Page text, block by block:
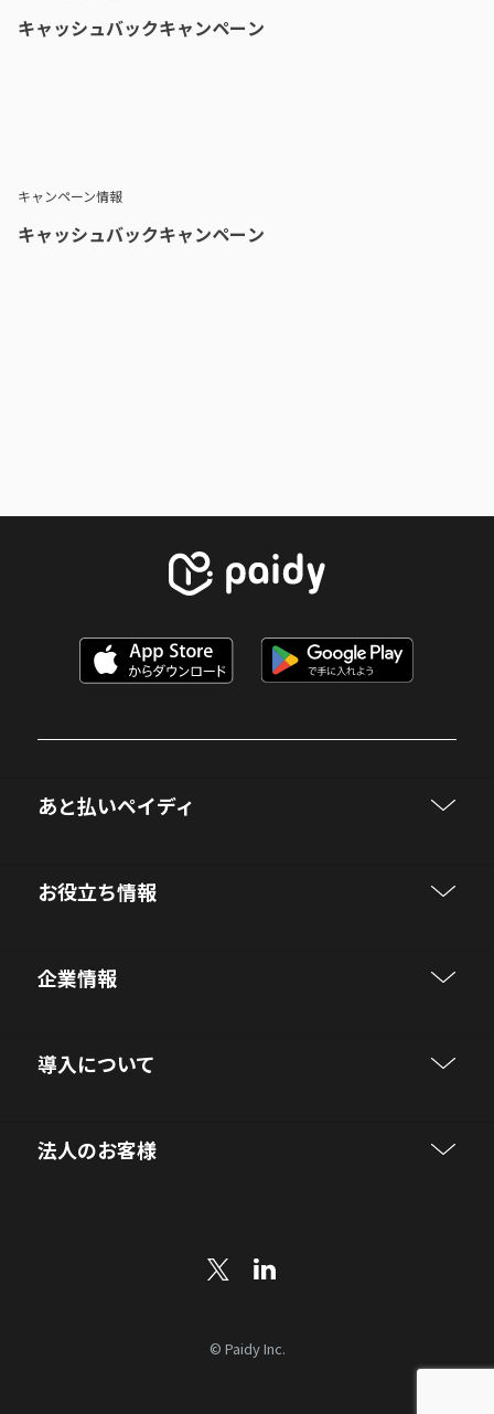
キャッシュバックキャンペーン
キャンペーン情報
キャッシュバックキャンペーン
あと払いペイディ
お役立ち情報
企業情報
導入について
法人のお客様
© Paidy Inc.